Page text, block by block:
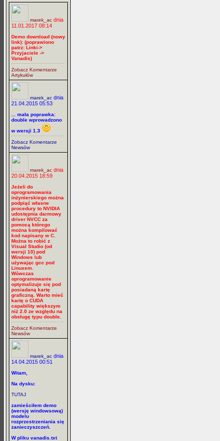
marek_ac dnia
11.01.2017 08:14
Demo download (nowy
link): (poprawiono
patrz: Linki->
Przyjaciele ->
Vanadis)
Zobacz Komentarze
Artykułów
marek_ac dnia
21.04.2015 05:53
... mała poprawka:
double wprowadzono
w wersji 1.3
Zobacz Komentarze
Newsów
marek_ac dnia
20.04.2015 18:59
Jeżeli do
oprogramowania
inżynierskiego można
podpiąć własne
procedury to NVIDIA
udostępnia darmowy
driver NVCC za
pomocą którego
można kompilować
kod napisany w C.
Można to robić z
Visual Studio (od
wersji 10) pod
Windows lub
używając gcc pod
Linuxem.
Wówczas
oprogramowanie
optymalizuje się pod
posiadaną kartę
graficzną. Warto mieć
kartę o CUDA
capability większym
niż 2.0 ze względu na
obsługę typu double.
Zobacz Komentarze
Newsów
marek_ac dnia
14.04.2015 00:51
Witam,
Na dysku:
TUTAJ
zamieściłem demo
(wersję windowsową)
modelu
rozprzestrzeniania się
zanieczyszczeń.
W pliku vanadis.txt